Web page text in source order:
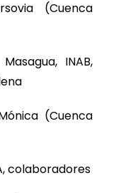
(Cuenca
INAB,
(Cuenca
colaboradores